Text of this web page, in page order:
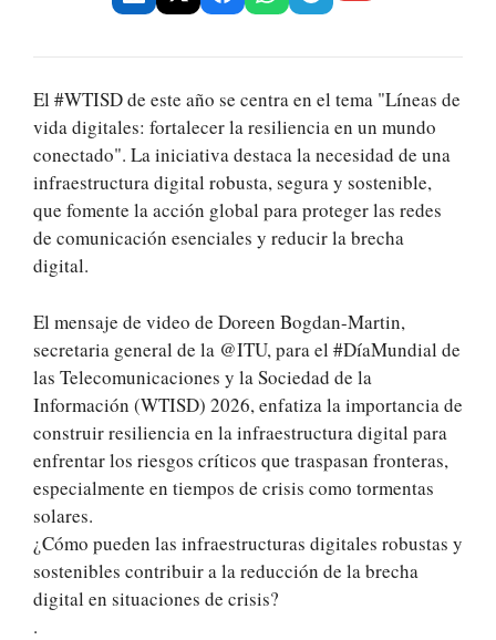
El #WTISD de este año se centra en el tema "Líneas de
vida digitales: fortalecer la resiliencia en un mundo
conectado". La iniciativa destaca la necesidad de una
infraestructura digital robusta, segura y sostenible,
que fomente la acción global para proteger las redes
de comunicación esenciales y reducir la brecha
digital.
El mensaje de video de Doreen Bogdan-Martin,
secretaria general de la @ITU, para el #DíaMundial de
las Telecomunicaciones y la Sociedad de la
Información (WTISD) 2026, enfatiza la importancia de
construir resiliencia en la infraestructura digital para
enfrentar los riesgos críticos que traspasan fronteras,
especialmente en tiempos de crisis como tormentas
solares.
¿Cómo pueden las infraestructuras digitales robustas y
sostenibles contribuir a la reducción de la brecha
digital en situaciones de crisis?
.